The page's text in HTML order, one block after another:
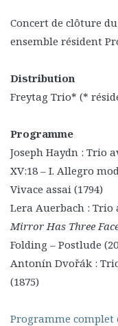
Concert de clôture
ensemble résident
Distribution
Freytag Trio* (*
Programme
Joseph Haydn : Trio
XV:18 – I. Allegro
Vivace assai (1794)
Lera Auerbach : Trio
Mirror Has Three
Folding – Postlude
Antonín Dvořák :
(1875)
Programme complet